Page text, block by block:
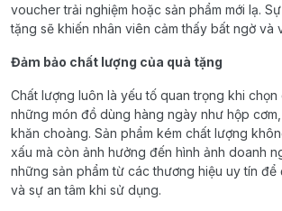
voucher trải nghiệm hoặc sản phẩm mới lạ.
tặng sẽ khiến nhân viên cảm thấy bất ngờ và
Đảm bảo chất lượng của quà tặng
Chất lượng luôn là yếu tố quan trọng khi
những món đồ dùng hàng ngày như hộp
khăn choàng. Sản phẩm kém chất lượng
xấu mà còn ảnh hưởng đến hình ảnh doanh
những sản phẩm từ các thương hiệu uy tín để
và sự an tâm khi sử dụng.